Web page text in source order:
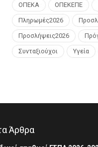
ΟΠΕΚΑ ΟΠΕΚΕΠΕ
Πληρωμές2026
Προσλήψεις2026
Συνταξιούχοι Υγεία
Άρθρα